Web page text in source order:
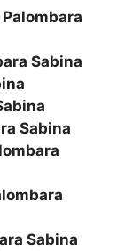
Palombara
Sabina
Sabina
Sabina